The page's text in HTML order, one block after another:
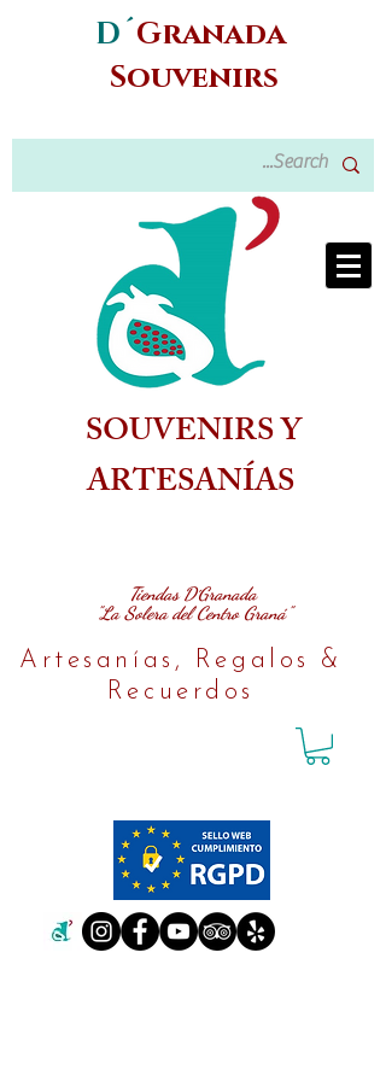
D´Granada
Souvenirs
SOUVENIRS Y
ARTESANÍAS
Tiendas D´Granada
"La Solera del Centro Graná"
Artesanías, Regalos &
Recuerdos